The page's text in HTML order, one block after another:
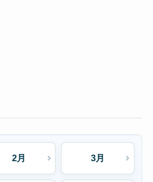
2月 3月